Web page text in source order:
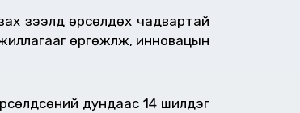
зээлд өрсөлдөх чадвартай
өргөжүүлж, инновацын
дундаас 14 шилдэг